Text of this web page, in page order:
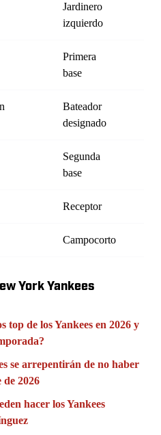
Jardinero
izquierdo
Primera
base
Bateador
designado
Segunda
base
Receptor
Campocorto
York Yankees
top de los Yankees en 2026 y
se arrepentirán de no haber
2026
hacer los Yankees